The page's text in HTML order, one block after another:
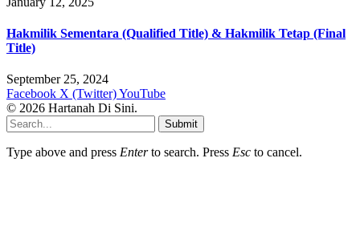
Hakmilik Sementara (Qualified Title) & Hakmilik Tetap (Final
Title)
September 25, 2024
Facebook X (Twitter)YouTube
© 2026 Hartanah Di Sini.
Submit
Type above and press Enterto search. Press Esc to cancel.